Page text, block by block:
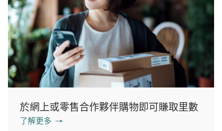
於網上或零售合作夥伴購物即可賺取里數
了解更多